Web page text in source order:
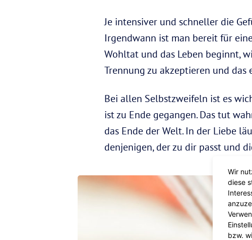
Je intensiver und schneller die
Irgendwann ist man bereit für
Wohltat und das Leben beginnt,
Trennung zu akzeptieren und das
Bei allen Selbstzweifeln ist es
ist zu Ende gegangen. Das tut
das Ende der Welt. In der Liebe
denjenigen, der zu dir passt und
Wir
diese
bzw.